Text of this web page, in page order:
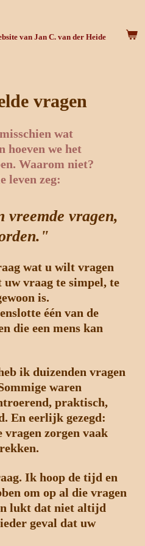
van Jan C. van der Heide
vragen
wat
hoeven we het
Waarom niet?
leven zeg:
vreemde vragen,
wat u wilt vragen
uw vraag te simpel, te
is.
één van de
die een mens kan
ik duizenden vragen
waren
praktisch,
En eerlijk gezegd:
zorgen vaak
Ik hoop de tijd en
om op al die vragen
lukt dat niet altijd
geval dat uw